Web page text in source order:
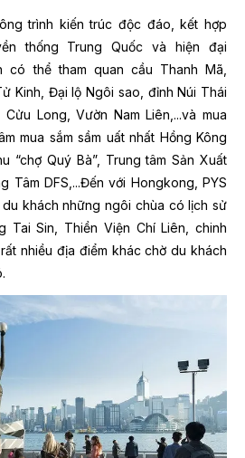
trình kiến trúc độc đáo, kết hợp
thống Trung Quốc và hiện đại
có thể tham quan cầu Thanh Mã,
Kinh, Đại lộ Ngôi sao, đỉnh Núi Thái
Long, Vườn Nam Liên,...và mua
mua sắm sầm uất nhất Hồng Kông
“chợ Quý Bà”, Trung tâm Sản Xuất
Tâm DFS,...Đến với Hongkong, PYS
khách những ngôi chùa có lịch sử
Tai Sin, Thiền Viện Chí Liên, chinh
nhiều địa điểm khác chờ du khách